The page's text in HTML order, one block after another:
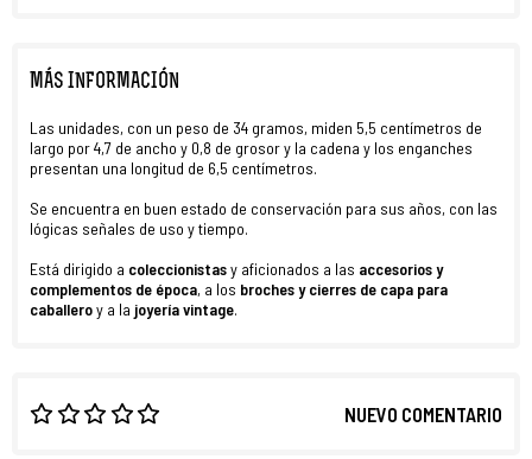
MÁS INFORMACIÓN
Las unidades, con un peso de 34 gramos, miden 5,5 centímetros de
largo por 4,7 de ancho y 0,8 de grosor y la cadena y los enganches
presentan una longitud de 6,5 centímetros.
Se encuentra en buen estado de conservación para sus años, con las
lógicas señales de uso y tiempo.
Está dirigido a coleccionistasy aficionados a las accesorios y
complementos de época, a los broches y cierres de capa para
caballeroy a la joyería vintage.
NUEVO COMENTARIO